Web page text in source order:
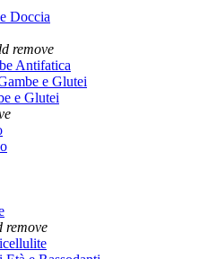
Doccia
remove
Antifatica
e Glutei
e Glutei
remove